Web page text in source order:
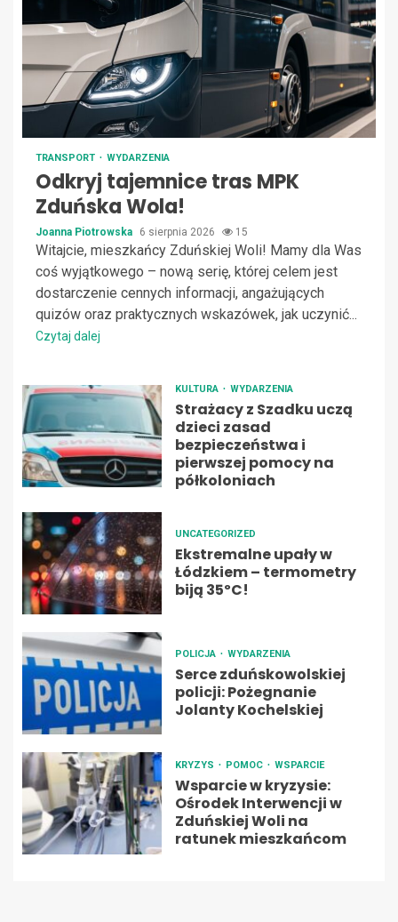
TRANSPORT WYDARZENIA
Odkryj tajemnice tras MPK
Zduńska Wola!
Joanna Piotrowska 6 sierpnia 2026 15
Witajcie, mieszkańcy Zduńskiej Woli! Mamy dla Was
coś wyjątkowego – nową serię, której celem jest
dostarczenie cennych informacji, angażujących
quizów oraz praktycznych wskazówek, jak uczynić...
Czytaj dalej
KULTURA WYDARZENIA
Strażacy z Szadku uczą
dzieci zasad
bezpieczeństwa i
pierwszej pomocy na
półkoloniach
UNCATEGORIZED
Ekstremalne upały w
Łódzkiem – termometry
biją 35ºC!
POLICJA WYDARZENIA
Serce zduńskowolskiej
policji: Pożegnanie
Jolanty Kochelskiej
KRYZYS POMOC WSPARCIE
Wsparcie w kryzysie:
Ośrodek Interwencji w
Zduńskiej Woli na
ratunek mieszkańcom